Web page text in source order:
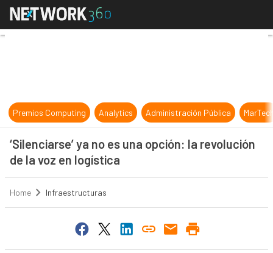
‘Silenciarse’ ya no es una opción:
Premios Computing Analytics Administración Pública
‘Silenciarse’ ya no es una opción: la revolución
de la voz en logística
Home Infraestructuras